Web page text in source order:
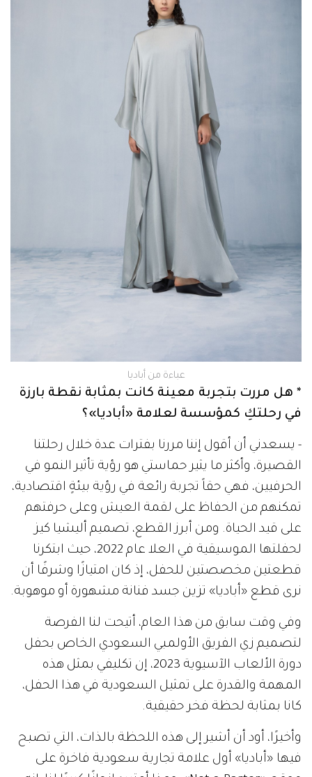
عباءة من أباديا
* هل مررت بتجربة معينة كانت بمثابة نقطة بارزة
في رحلتكِ كمؤسسة لعلامة «أباديا»؟
- يسعدني أن أقول إننا مررنا بفترات عدة خلال رحلتنا
القصيرة، وأكثر ما يثير حماستي هو رؤية تأثير النمو في
الحرفيين، فهي حقاً تجربة رائعة في رؤية بيئةٍ اقتصادية،
تمكنهم من الحفاظ على لقمة العيش وعلى حرفتهم
على قيد الحياة. ومن أبرز القطع، تصميم أليشيا كيز
لحفلتها الموسيقية في العلا عام 2022، حيث ابتكرنا
قطعتين مخصصتين للحفل، إذ كان امتيازًا وشرفًا أن
نرى قطع «أباديا» تزين جسد فنانة مشهورة أو موهوبة.
وفي وقت سابق من هذا العام، أتيحت لنا الفرصة
لتصميم زي الفريق الأولمبي السعودي الخاص بحفل
دورة الألعاب الآسيوية 2023، إن تكليفي بمثل هذه
المهمة والقدرة على تمثيل السعودية في هذا الحفل،
كانا بمثابة لحظة فخر حقيقية.
وأخيرًا، أود أن أشير إلى هذه اللحظة بالذات، التي تصبح
فيها «أباديا» أول علامة تجارية سعودية فاخرة على